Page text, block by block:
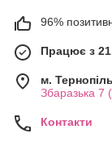
96%
Працює з
м. Тернопіль
Збаразька 7
Контакти